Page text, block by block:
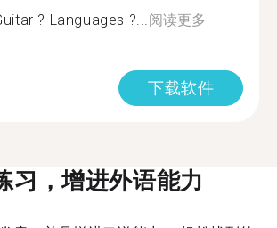
? Languages ?... 阅读更多
下载软件
习，增进外语能力